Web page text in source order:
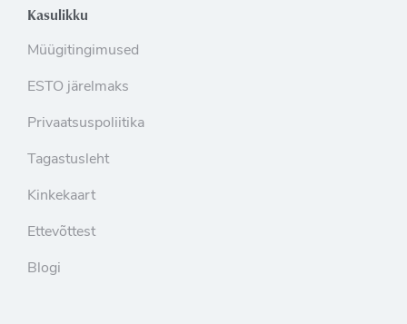
Kasulikku
Müügitingimused
ESTO järelmaks
Privaatsuspoliitika
Tagastusleht
Kinkekaart
Ettevõttest
Blogi